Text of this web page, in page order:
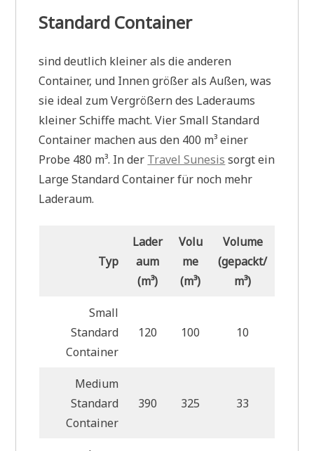
Standard Container
sind deutlich kleiner als die anderen
Container, und Innen größer als Außen, was
sie ideal zum Vergrößern des Laderaums
kleiner Schiffe macht. Vier Small Standard
Container machen aus den 400 m³ einer
Probe 480 m³. In der Travel Sunesis sorgt ein
Large Standard Container für noch mehr
Laderaum.
Typ
Lader
aum
(m³)
Volu
me
(m³)
Volume
(gepackt/
m³)
Small
Standard
Container
120 100 10
Medium
Standard
Container
390 325 33